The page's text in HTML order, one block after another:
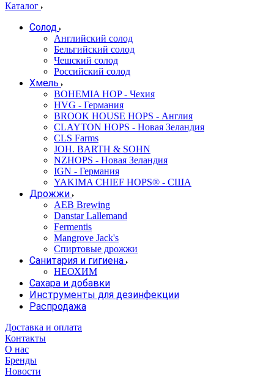
Каталог
Солод
Английский солод
Бельгийский солод
Чешский солод
Российский солод
Хмель
BOHEMIA HOP - Чехия
HVG - Германия
BROOK HOUSE HOPS - Англия
CLAYTON HOPS - Новая Зеландия
CLS Farms
JOH. BARTH & SOHN
NZHOPS - Новая Зеландия
IGN - Германия
YAKIMA CHIEF HOPS® - США
Дрожжи
AEB Brewing
Danstar Lallemand
Fermentis
Mangrove Jack's
Спиртовые дрожжи
Санитария и гигиена
НЕОХИМ
Сахара и добавки
Инструменты для дезинфекции
Распродажа
Доставка и оплата
Контакты
О нас
Бренды
Новости